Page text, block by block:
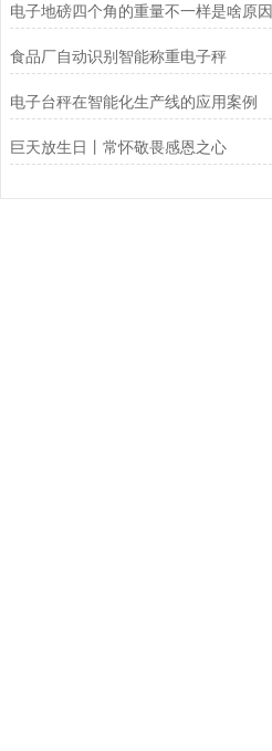
电子地磅四个角的重量不一样是啥原因
食品厂自动识别智能称重电子秤
电子台秤在智能化生产线的应用案例
巨天放生日丨常怀敬畏感恩之心